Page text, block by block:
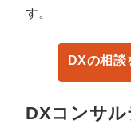
す。
DXの相談
DXコンサ